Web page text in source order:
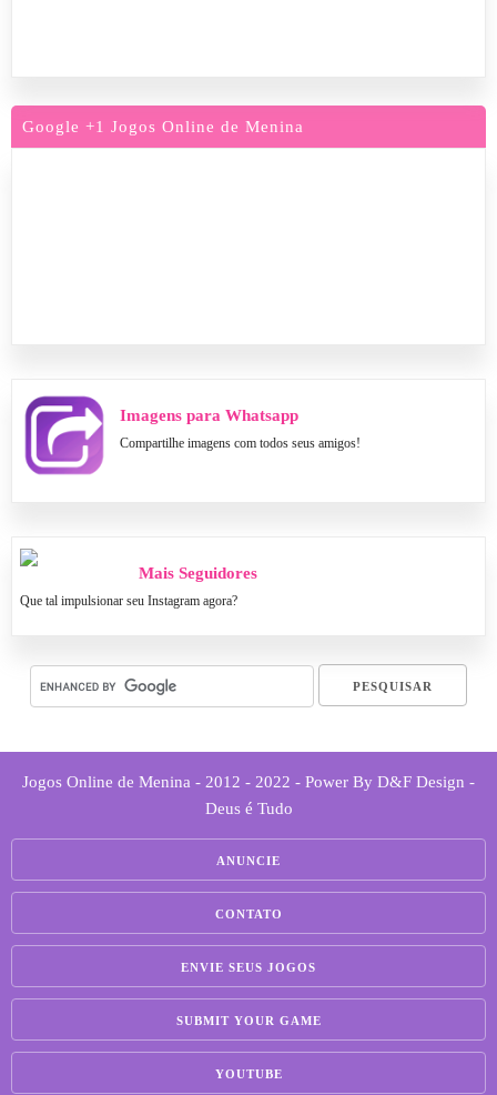
Google +1 Jogos Online de Menina
Imagens para Whatsapp
Compartilhe imagens com todos seus amigos!
Mais Seguidores
Que tal impulsionar seu Instagram agora?
Jogos Online de Menina - 2012 - 2022 - Power By D&F Design -
Deus é Tudo
ANUNCIE
CONTATO
ENVIE SEUS JOGOS
SUBMIT YOUR GAME
YOUTUBE